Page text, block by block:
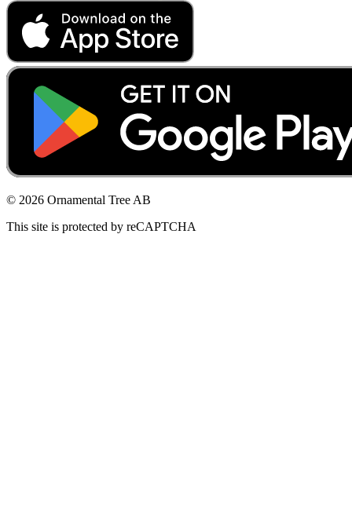
© 2026 Ornamental Tree AB
This site is protected by reCAPTCHA